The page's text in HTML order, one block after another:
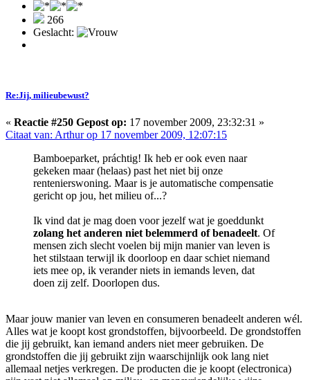
266
Geslacht:
Re:Jij, milieubewust?
« Reactie #250 Gepost op: 17 november 2009, 23:32:31 »
Citaat van: Arthur op 17 november 2009, 12:07:15
Bamboeparket, práchtig! Ik heb er ook even naar
gekeken maar (helaas) past het niet bij onze
rentenierswoning. Maar is je automatische compensatie
gericht op jou, het milieu of...?
Ik vind dat je mag doen voor jezelf wat je goeddunkt
zolang het anderen niet belemmerd of benadeelt. Of
mensen zich slecht voelen bij mijn manier van leven is
het stilstaan terwijl ik doorloop en daar schiet niemand
iets mee op, ik verander niets in iemands leven, dat
doen zij zelf. Doorlopen dus.
Maar jouw manier van leven en consumeren benadeelt anderen wél.
Alles wat je koopt kost grondstoffen, bijvoorbeeld. De grondstoffen
die jij gebruikt, kan iemand anders niet meer gebruiken. De
grondstoffen die jij gebruikt zijn waarschijnlijk ook lang niet
allemaal netjes verkregen. De producten die je koopt (electronica)